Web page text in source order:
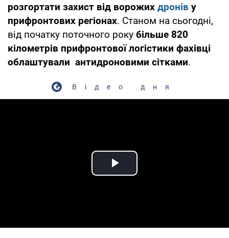
розгортати захист від ворожих дронів у
прифронтових регіонах. Станом на сьогодні,
від початку поточного року більше 820
кілометрів прифронтової логістики фахівці
облаштували антидроновими сітками.
Відео дня
Play Video